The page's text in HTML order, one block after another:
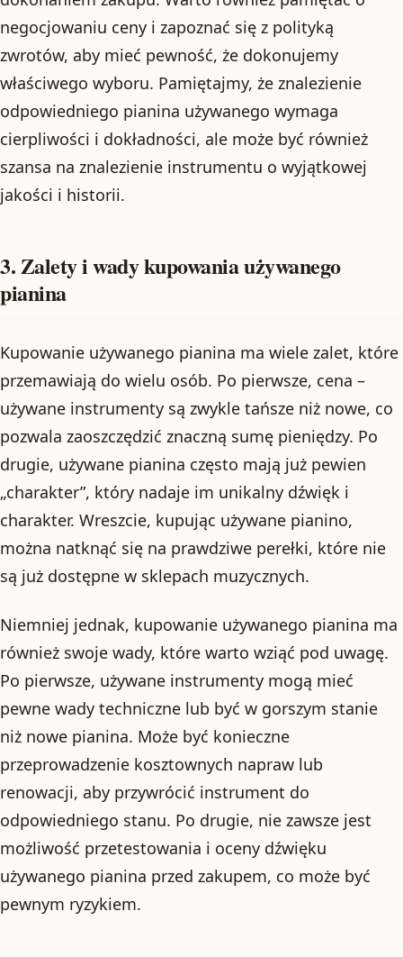
negocjowaniu ceny i zapoznać się z polityką
zwrotów, aby mieć pewność, że dokonujemy
właściwego wyboru. Pamiętajmy, że znalezienie
odpowiedniego pianina używanego wymaga
cierpliwości i dokładności, ale może być również
szansa na znalezienie instrumentu o wyjątkowej
jakości i historii.
3. Zalety i wady kupowania używanego
pianina
Kupowanie używanego pianina ma wiele zalet, które
przemawiają do wielu osób. Po pierwsze, cena –
używane instrumenty są zwykle tańsze niż nowe, co
pozwala zaoszczędzić znaczną sumę pieniędzy. Po
drugie, używane pianina często mają już pewien
„charakter”, który nadaje im unikalny dźwięk i
charakter. Wreszcie, kupując używane pianino,
można natknąć się na prawdziwe perełki, które nie
są już dostępne w sklepach muzycznych.
Niemniej jednak, kupowanie używanego pianina ma
również swoje wady, które warto wziąć pod uwagę.
Po pierwsze, używane instrumenty mogą mieć
pewne wady techniczne lub być w gorszym stanie
niż nowe pianina. Może być konieczne
przeprowadzenie kosztownych napraw lub
renowacji, aby przywrócić instrument do
odpowiedniego stanu. Po drugie, nie zawsze jest
możliwość przetestowania i oceny dźwięku
używanego pianina przed zakupem, co może być
pewnym ryzykiem.